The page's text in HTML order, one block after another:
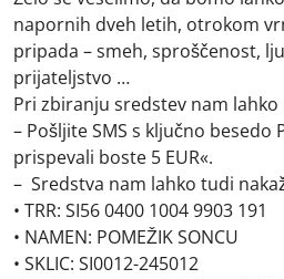
napornih dveh letih, otrokom
pripada – smeh, sproščenost,
prijateljstvo …
Pri zbiranju sredstev nam
– Pošljite SMS s ključno besedo
prispevali boste 5 EUR«.
– Sredstva nam lahko tudi
• TRR: SI56 0400 1004 9903 191
• NAMEN: POMEŽIK SONCU
• SKLIC: SI0012-245012